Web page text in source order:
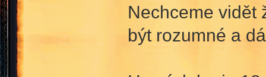
Nechceme vidět
být rozumné a